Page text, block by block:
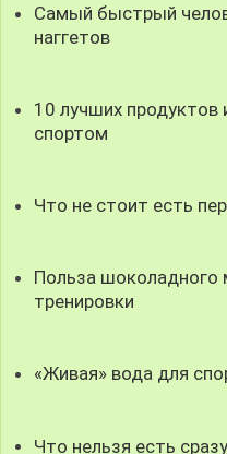
Самый быстрый
наггетов
10 лучших продуктов
спортом
Что не стоит есть
Польза шоколадного
тренировки
«Живая» вода для
Что нельзя есть